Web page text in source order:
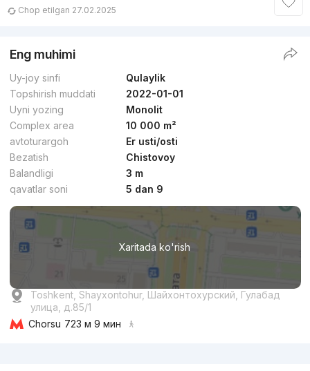
Chop etilgan 27.02.2025
Eng muhimi
Uy-joy sinfi
Qulaylik
Topshirish muddati
2022-01-01
Uyni yozing
Monolit
Complex area
10 000 m²
avtoturargoh
Er usti/osti
Bezatish
Chistovoy
Balandligi
3 m
qavatlar soni
5 dan 9
Xaritada ko'rish
Toshkent, Shayxontohur, Шайхонтохурский, Гулабад
улица, д.85/1
Chorsu 723 м 9 мин